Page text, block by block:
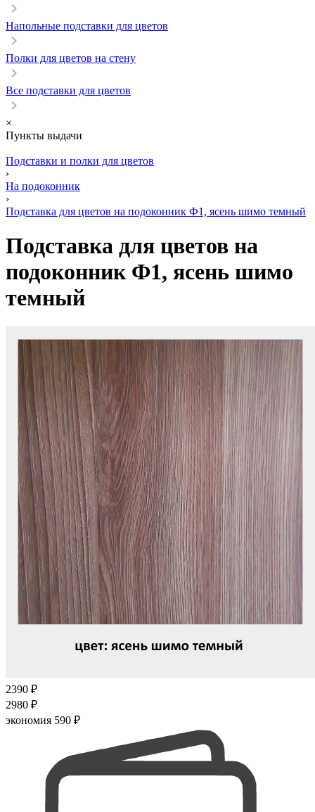
Напольные подставки для цветов
Полки для цветов на стену
Все подставки для цветов
×
Пункты выдачи
Подставки и полки для цветов
›
На подоконник
›
Подставка для цветов на подоконник Ф1, ясень шимо темный
Подставка для цветов на
подоконник Ф1, ясень шимо
темный
2390 ₽
2980 ₽
экономия 590 ₽